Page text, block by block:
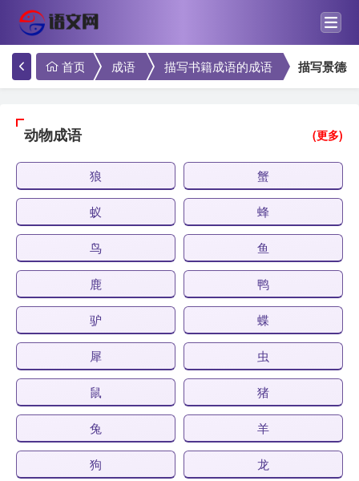
首页 成语 描写书籍成语的成语 描写景德
动物成语 (更多)
狼 蟹
蚁 蜂
鸟 鱼
鹿 鸭
驴 蝶
犀 虫
鼠 猪
兔 羊
狗 龙